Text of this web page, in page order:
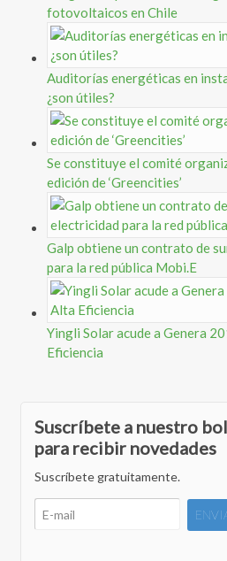
fotovoltaicos en Chile
Auditorías energéticas en
¿son útiles?
Se constituye el comité
edición de ‘Greencities’
Galp obtiene un contrato de
para la red pública Mobi.E
Yingli Solar acude a Genera
Eficiencia
Suscríbete a nuestro
para recibir novedades
Suscríbete gratuitamente.